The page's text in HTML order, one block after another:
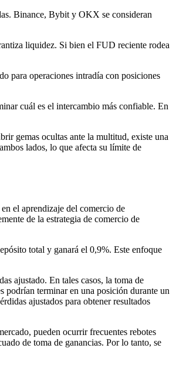
Binance, Bybit y OKX se consideran
liquidez. Si bien el FUD reciente rodea
para operaciones intradía con posiciones
cuál es el intercambio más confiable. En
gemas ocultas ante la multitud, existe una
lados, lo que afecta su límite de
el aprendizaje del comercio de
de la estrategia de comercio de
total y ganará el 0,9%. Este enfoque
ajustado. En tales casos, la toma de
podrían terminar en una posición durante un
ajustados para obtener resultados
pueden ocurrir frecuentes rebotes
de toma de ganancias. Por lo tanto, se